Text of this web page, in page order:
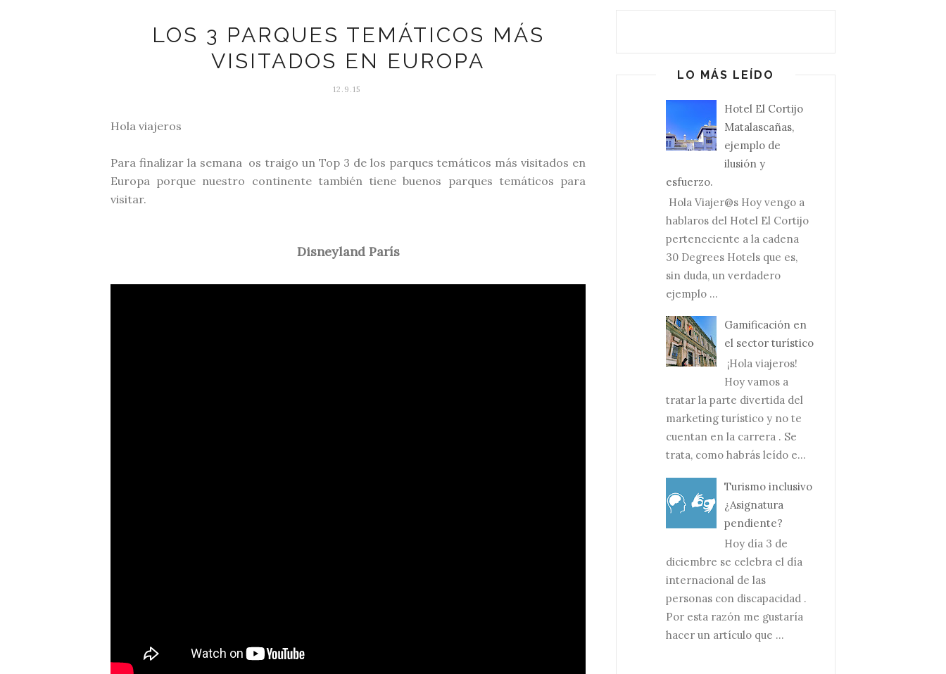
LOS 3 PARQUES TEMÁTICOS MÁS
VISITADOS EN EUROPA
12.9.15
Hola viajeros
Para finalizar la semana os traigo un Top 3 de los parques temáticos más visitados en
Europa porque nuestro continente también tiene buenos parques temáticos para
visitar.
Disneyland París
LO MÁS LEÍDO
Hotel El Cortijo
Matalascañas,
ejemplo de
ilusión y
esfuerzo.
Hola Viajer@s Hoy vengo a
hablaros del Hotel El Cortijo
perteneciente a la cadena
30 Degrees Hotels que es,
sin duda, un verdadero
ejemplo ...
Gamificación en
el sector turístico
¡Hola viajeros!
Hoy vamos a
tratar la parte divertida del
marketing turístico y no te
cuentan en la carrera . Se
trata, como habrás leído e...
Turismo inclusivo
¿Asignatura
pendiente?
Hoy día 3 de
diciembre se celebra el día
internacional de las
personas con discapacidad .
Por esta razón me gustaría
hacer un artículo que ...